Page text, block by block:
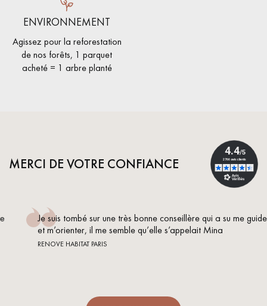
ENVIRONNEMENT
Agissez pour la reforestation
de nos forêts, 1 parquet
acheté = 1 arbre planté
MERCI DE VOTRE CONFIANCE
Je suis tombé sur une très bonne conseillère qui a su me guider
et m’orienter, il me semble qu’elle s’appelait Mina
RENOVE HABITAT PARIS